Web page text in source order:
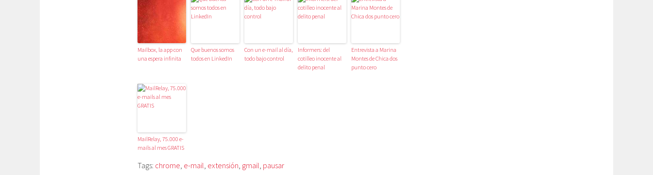
Mailbox, la app con
una espera infinita
Que buenos somos
todos en LinkedIn
Con un e-mail al día,
todo bajo control
Informers: del
cotilleo inocente al
delito penal
Entrevista a Marina
Montes de Chica dos
punto cero
MailRelay, 75.000 e-
mails al mes GRATIS
Tags: chrome, e-mail, extensión, gmail, pausar